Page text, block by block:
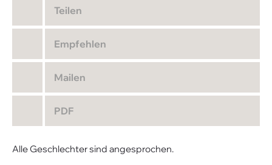
Teilen
Empfehlen
Mailen
PDF
Alle Geschlechter sind angesprochen.